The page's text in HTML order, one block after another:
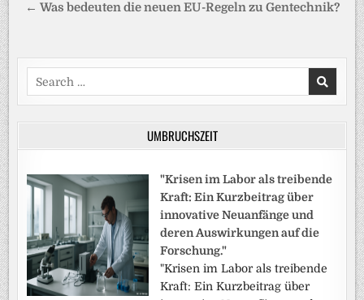
← Was bedeuten die neuen EU-Regeln zu Gentechnik?
Search
for:
UMBRUCHSZEIT
"Krisen im Labor als treibende
Kraft: Ein Kurzbeitrag über
innovative Neuanfänge und
deren Auswirkungen auf die
Forschung."
"Krisen im Labor als treibende
Kraft: Ein Kurzbeitrag über